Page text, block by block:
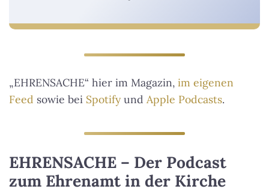
o
a
„EHRENSACHE“ hier im Magazin, im eigenen
Feed sowie bei Spotifyund Apple Podcasts.
EHRENSACHE – Der Podcast
zum Ehrenamt in der Kirche